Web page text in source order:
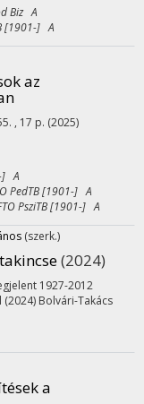
Biz A
[1901-] A
az
, 17 p. (2025)
] A
PedTB [1901-] A
PsziTB [1901-] A
(szerk.)
(2024)
1927-2012
Bolvári-Takács
a